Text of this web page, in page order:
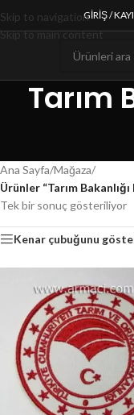
Skip to navigation
Skip to main content
GIRIŞ /
Tarım
Ana Sayfa/Mağaza/
Ürünler “Tarım
Tek bir sonuç gösteriliyor
Kenar çubuğunu